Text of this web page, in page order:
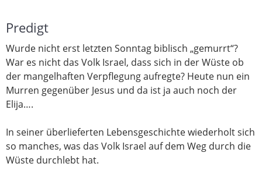
Predigt
Wurde nicht erst letzten Sonntag biblisch „gemurrt“?
War es nicht das Volk Israel, dass sich in der Wüste ob
der mangelhaften Verpflegung aufregte? Heute nun ein
Murren gegenüber Jesus und da ist ja auch noch der
Elija….
In seiner überlieferten Lebensgeschichte wiederholt sich
so manches, was das Volk Israel auf dem Weg durch die
Wüste durchlebt hat.